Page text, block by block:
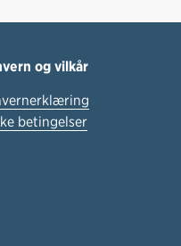
og vilkår
betingelser